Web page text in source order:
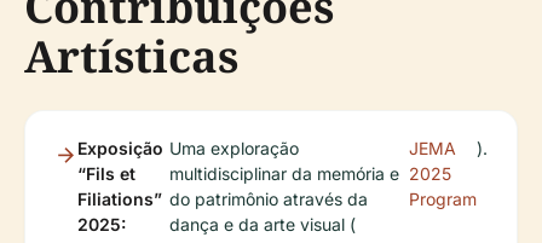
Artísticas
Exposição
“Fils et
Filiations”
2025:
Uma exploração
multidisciplinar da memória e
do patrimônio através da
dança e da arte visual (
JEMA
2025
Program
).